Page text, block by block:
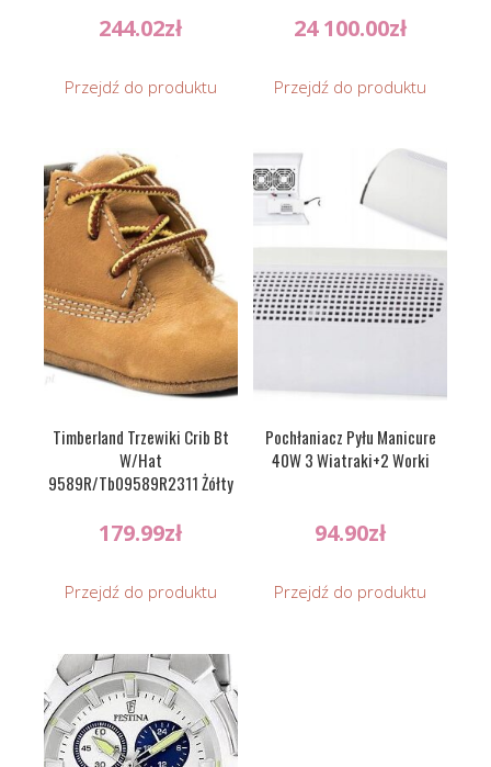
244.02zł
Przejdź do produktu
24 100.00zł
Przejdź do produktu
Timberland Trzewiki Crib Bt
W/Hat
9589R/Tb09589R2311 Żółty
179.99zł
Przejdź do produktu
Pochłaniacz Pyłu Manicure
40W 3 Wiatraki+2 Worki
94.90zł
Przejdź do produktu